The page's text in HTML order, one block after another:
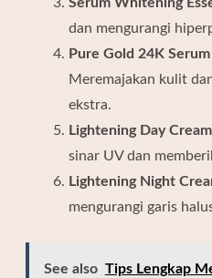
Serum Whitening
dan mengurangi
Pure Gold 24K
Meremajakan kulit
ekstra.
Lightening Day
sinar UV dan
Lightening Night
mengurangi garis
See also Tips Lengkap